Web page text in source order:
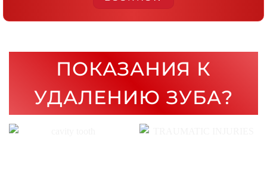
ПОКАЗАНИЯ К
УДАЛЕНИЮ ЗУБА?